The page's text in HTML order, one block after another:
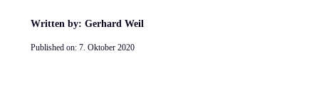
Written by: Gerhard Weil
Published on: 7. Oktober 2020